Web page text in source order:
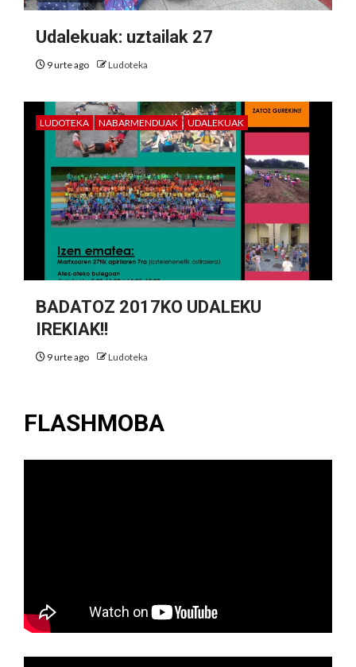
Udalekuak: uztailak 27
9 urte ago Ludoteka
LUDOTEKA NABARMENDUAK UDALEKUAK
BADATOZ 2017KO UDALEKU
IREKIAK!!
9 urte ago Ludoteka
FLASHMOBA